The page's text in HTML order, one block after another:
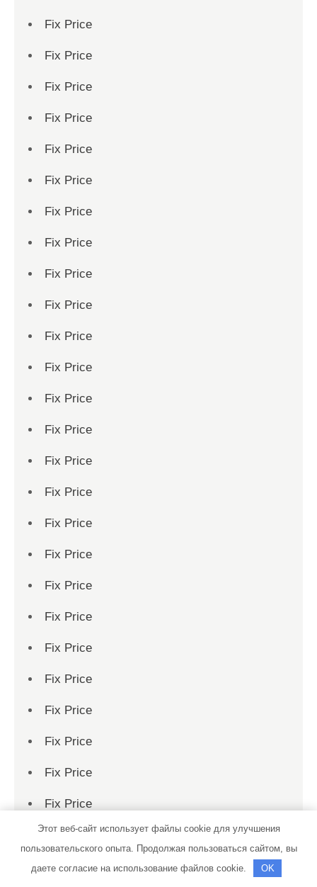
Fix Price
Fix Price
Fix Price
Fix Price
Fix Price
Fix Price
Fix Price
Fix Price
Fix Price
Fix Price
Fix Price
Fix Price
Fix Price
Fix Price
Fix Price
Fix Price
Fix Price
Fix Price
Fix Price
Fix Price
Fix Price
Fix Price
Fix Price
Fix Price
Fix Price
Fix Price
Fix Price
Fix Price
Этот веб-сайт использует файлы cookie для улучшения
пользовательского опыта. Продолжая пользоваться сайтом, вы
даете согласие на использование файлов cookie.
OK